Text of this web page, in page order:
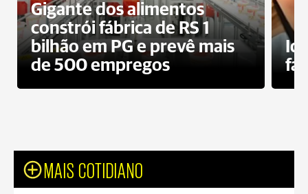
Gigante dos alimentos
constrói fábrica de RS 1
bilhão em PG e prevê mais
de 500 empregos
MAIS COTIDIANO